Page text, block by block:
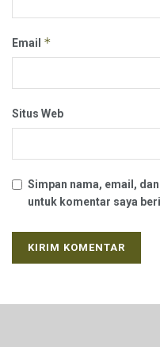
Email *
Situs Web
Simpan nama, email,
untuk komentar saya